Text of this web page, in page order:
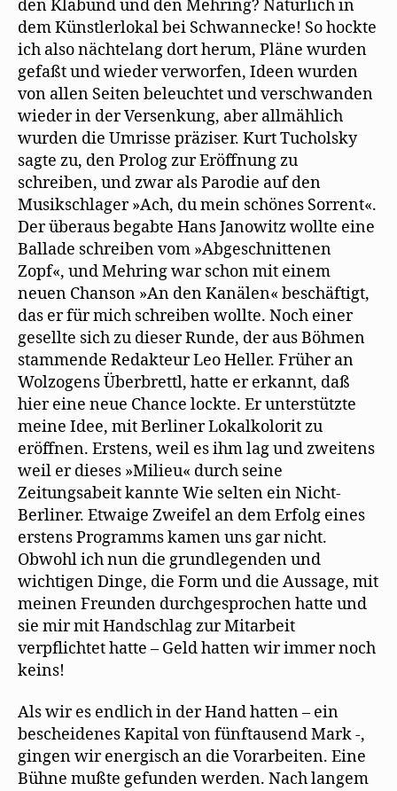
den Klabund und den Mehring? Natürlich in
dem Künstlerlokal bei Schwannecke! So hockte
ich also nächtelang dort herum, Pläne wurden
gefaßt und wieder verworfen, Ideen wurden
von allen Seiten beleuchtet und verschwanden
wieder in der Versenkung, aber allmählich
wurden die Umrisse präziser. Kurt Tucholsky
sagte zu, den Prolog zur Eröffnung zu
schreiben, und zwar als Parodie auf den
Musikschlager »Ach, du mein schönes Sorrent«.
Der überaus begabte Hans Janowitz wollte eine
Ballade schreiben vom »Abgeschnittenen
Zopf«, und Mehring war schon mit einem
neuen Chanson »An den Kanälen« beschäftigt,
das er für mich schreiben wollte. Noch einer
gesellte sich zu dieser Runde, der aus Böhmen
stammende Redakteur Leo Heller. Früher an
Wolzogens Überbrettl, hatte er erkannt, daß
hier eine neue Chance lockte. Er unterstützte
meine Idee, mit Berliner Lokalkolorit zu
eröffnen. Erstens, weil es ihm lag und zweitens
weil er dieses »Milieu« durch seine
Zeitungsabeit kannte Wie selten ein Nicht-
Berliner. Etwaige Zweifel an dem Erfolg eines
erstens Programms kamen uns gar nicht.
Obwohl ich nun die grundlegenden und
wichtigen Dinge, die Form und die Aussage, mit
meinen Freunden durchgesprochen hatte und
sie mir mit Handschlag zur Mitarbeit
verpflichtet hatte – Geld hatten wir immer noch
keins!
Als wir es endlich in der Hand hatten – ein
bescheidenes Kapital von fünftausend Mark -,
gingen wir energisch an die Vorarbeiten. Eine
Bühne mußte gefunden werden. Nach langem